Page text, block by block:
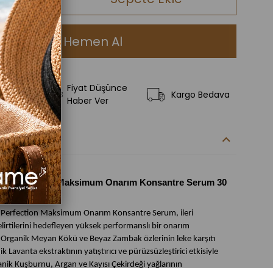
Ekle
Fiyat Düşünce
Haber Ver
Kargo Bedava
Perfection Maksimum Onarım Konsantre Serum 30
Perfection Maksimum Onarım Konsantre Serum, ileri
hedefleyen yüksek performanslı bir onarım
Meyan Kökü ve Beyaz Zambak özlerinin leke karşıtı
Lavanta ekstraktının yatıştırıcı ve pürüzsüzleştirici etkisiyle
Kuşburnu, Argan ve Kayısı Çekirdeği yağlarının